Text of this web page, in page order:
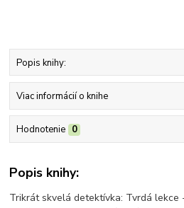
Popis knihy:
Viac informácií o knihe
Hodnotenie 0
Popis knihy:
Trikrát skvelá detektívka: Tvrdá